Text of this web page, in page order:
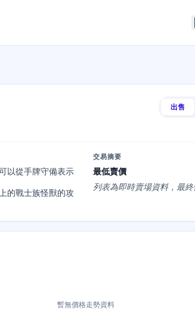
出售
以從手牌守備表示
的戰士族怪獸的攻
交易摘要
最低賣價
列表為即時賣場資料，最終
暫無價格走勢資料